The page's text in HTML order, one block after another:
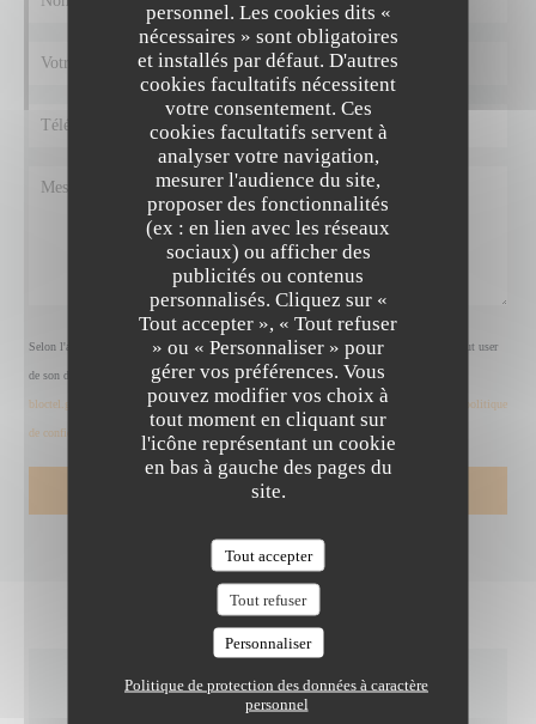
personnel. Les cookies dits «
nécessaires » sont obligatoires
et installés par défaut. D'autres
cookies facultatifs nécessitent
votre consentement. Ces
cookies facultatifs servent à
analyser votre navigation,
mesurer l'audience du site,
proposer des fonctionnalités
(ex : en lien avec les réseaux
sociaux) ou afficher des
publicités ou contenus
personnalisés. Cliquez sur «
Tout accepter », « Tout refuser
» ou « Personnaliser » pour
gérer vos préférences. Vous
pouvez modifier vos choix à
tout moment en cliquant sur
l'icône représentant un cookie
en bas à gauche des pages du
site.
Tout accepter
Tout refuser
Personnaliser
Politique de protection des données à caractère
personnel
Selon l'article L.223-2 du code de la consommation, il est rappelé que le consommateur peut user
de son droit à s'inscrire sur la liste d'opposition au démarchage téléphonique Bloctel :
bloctel.gouv.fr . Pour plus d'informations sur le traitement de vos données, consultez notre politique
de confidentialité
INFOS PRATIQUES
SYMPA